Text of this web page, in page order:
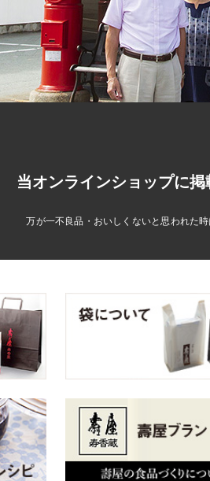
当オンラインショップに
万が一不良品・おいしくないと思われた